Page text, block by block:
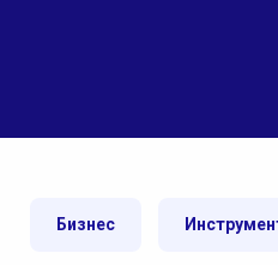
Бизнес